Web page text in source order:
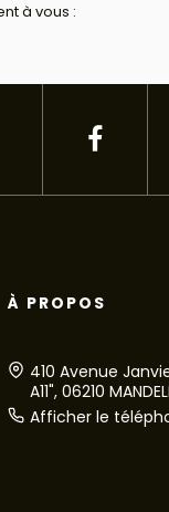
à vous :
À PROPOS
410 Avenue
A11", 06210
Afficher le